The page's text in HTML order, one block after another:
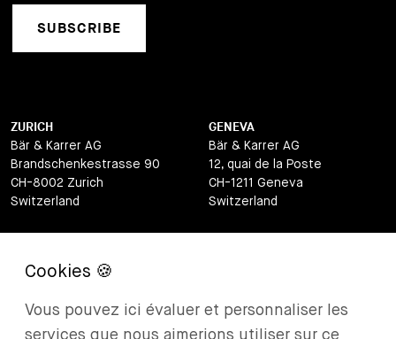
SUBSCRIBE
ZURICH
Bär & Karrer AG
Brandschenkestrasse 90
CH-8002 Zurich
Switzerland
GENEVA
Bär & Karrer AG
12, quai de la Poste
CH-1211 Geneva
Switzerland
Via Vegezzi 6
Switzerland
Switzerland
Vous pouvez ici évaluer et personnaliser les
services que nous aimerions utiliser sur ce